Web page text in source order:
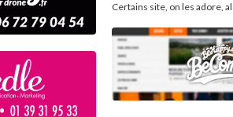
Certains site, on les adore,